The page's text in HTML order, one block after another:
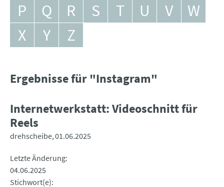
P
Q R S T U V
W
X
Y Z
Ergebnisse für "Instagram"
Internetwerkstatt: Videoschnitt für
Reels
drehscheibe 01.06.2025
Letzte Änderung
04.06.2025
Stichwort(e)